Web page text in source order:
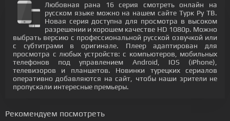
Любовная рана 16 серия смотреть онлайн на
русском языке можно на нашем сайте Турк Ру ТВ.
Новая серия доступна для просмотра в высоком
разрешении и хорошем качестве HD 1080p. Можно
выбрать версию с профессиональной русской озвучкой или
с субтитрами в оригинале. Плеер адаптирован для
просмотра с любых устройств: с компьютеров, мобильных
телефонов под управлением Android, IOS (iPhone),
телевизоров и планшетов. Новинки турецких сериалов
оперативно добавляются на сайт, чтобы наши зрители не
пропускали интересные премьеры.
Рекомендуем посмотреть